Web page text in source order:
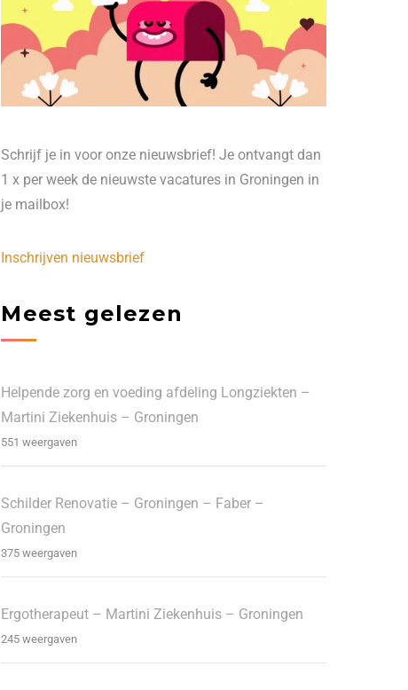
Schrijf je in voor onze nieuwsbrief! Je ontvangt dan
1 x per week de nieuwste vacatures in Groningen in
je mailbox!
Inschrijven nieuwsbrief
Meest gelezen
Helpende zorg en voeding afdeling Longziekten –
Martini Ziekenhuis – Groningen
551 weergaven
Schilder Renovatie – Groningen – Faber –
Groningen
375 weergaven
Ergotherapeut – Martini Ziekenhuis – Groningen
245 weergaven